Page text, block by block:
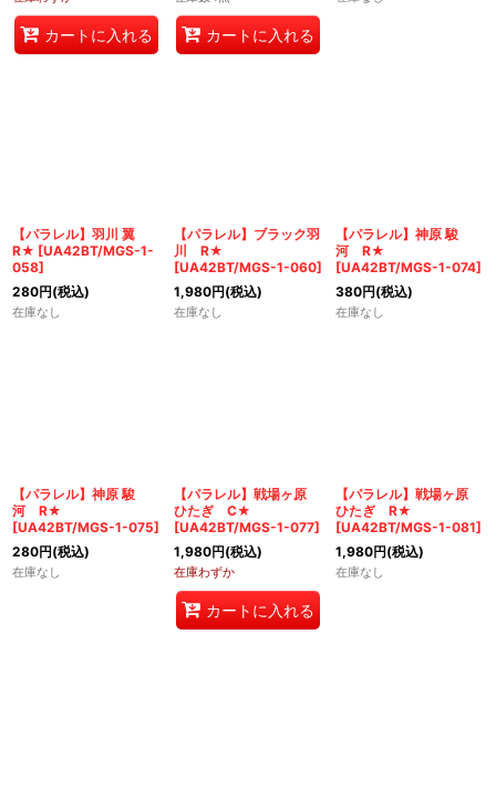
カートに入れる カートに入れる
【パラレル】羽川 翼
R★ [UA42BT/MGS-1-
058]
280円(税込)
在庫なし
【パラレル】ブラック羽
川 R★
[UA42BT/MGS-1-060]
1,980円(税込)
在庫なし
【パラレル】神原 駿
河 R★
[UA42BT/MGS-1-074]
380円(税込)
在庫なし
【パラレル】神原 駿
河 R★
[UA42BT/MGS-1-075]
280円(税込)
在庫なし
【パラレル】戦場ヶ原
ひたぎ C★
[UA42BT/MGS-1-077]
1,980円(税込)
在庫わずか
カートに入れる
【パラレル】戦場ヶ原
ひたぎ R★
[UA42BT/MGS-1-081]
1,980円(税込)
在庫なし